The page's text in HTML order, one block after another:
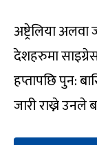
अष्ट्रेलिया
देशहरुमा
हप्तापछि पुन:
जारी राख्ने उनले